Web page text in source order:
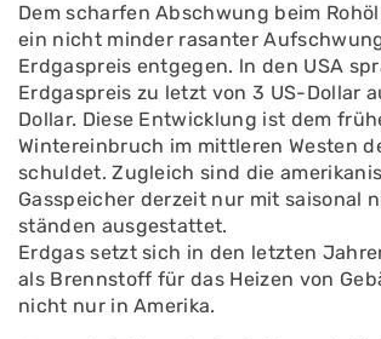
Dem scharfen Abschwung beim
ein nicht minder rasanter
Erdgaspreis entgegen. ln den USA
Erdgaspreis zu­ letzt von 3 US-Dollar
Dollar. Diese Entwicklung ist dem
Wintereinbruch im mittleren Westen
schuldet. Zugleich sind die
Gasspeicher derzeit nur mit saisonal
ständen ausgestattet.
Erdgas setzt sich in den letzten
als Brennstoff für das Heizen von
nicht nur in Amerika.